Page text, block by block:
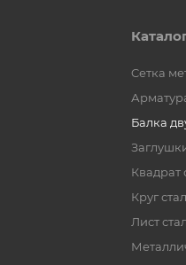
Cетка
Балка
Квадрат
Круг
Лист